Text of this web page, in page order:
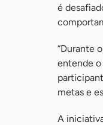
é
“Durante
entende o
metas e
A